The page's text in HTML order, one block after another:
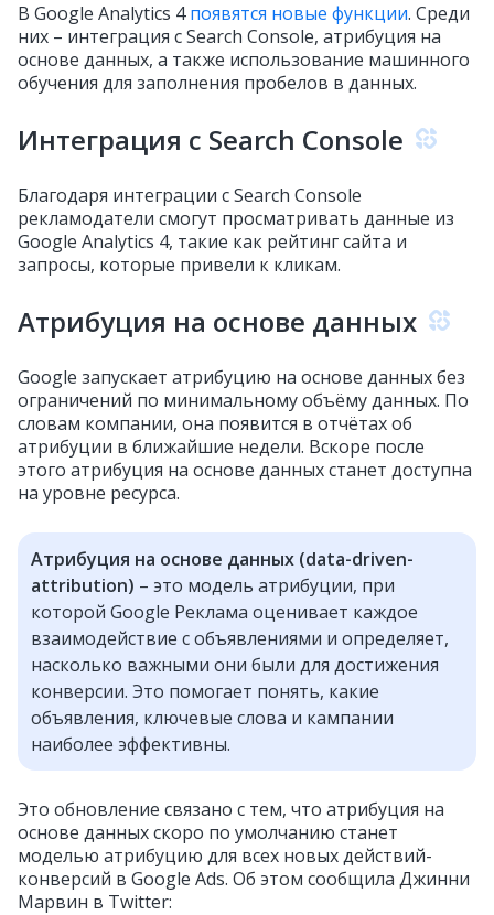
В Google Analytics 4появятся новые функции. Среди
них – интеграция с Search Console, атрибуция на
основе данных, а также использование машинного
обучения для заполнения пробелов в данных.
Интеграция с Search Console
Благодаря интеграции с Search Console
рекламодатели смогут просматривать данные из
Google Analytics 4, такие как рейтинг сайта и
запросы, которые привели к кликам.
Атрибуция на основе данных
Google запускает атрибуцию на основе данных без
ограничений по минимальному объёму данных. По
словам компании, она появится в отчётах об
атрибуции в ближайшие недели. Вскоре после
этого атрибуция на основе данных станет доступна
на уровне ресурса.
Атрибуция на основе данных (data-driven-
attribution) – это модель атрибуции, при
которой Google Реклама оценивает каждое
взаимодействие с объявлениями и определяет,
насколько важными они были для достижения
конверсии. Это помогает понять, какие
объявления, ключевые слова и кампании
наиболее эффективны.
Это обновление связано с тем, что атрибуция на
основе данных скоро по умолчанию станет
моделью атрибуцию для всех новых действий-
конверсий в Google Ads. Об этом сообщила Джинни
Марвин в Twitter: